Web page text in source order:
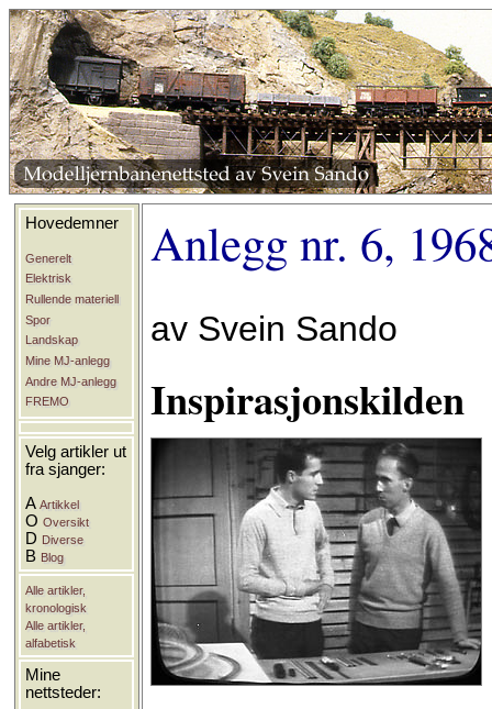
Hovedemner
Generelt
Elektrisk
Rullende materiell
Spor
Landskap
Mine MJ-anlegg
Andre MJ-anlegg
FREMO
Velg artikler ut
fra sjanger:
AArtikkel
OOversikt
D Diverse
B Blog
Alle artikler,
kronologisk
Alle artikler,
alfabetisk
Mine
nettsteder:
Anlegg nr. 6,
av Svein Sando
Inspirasjonskilden